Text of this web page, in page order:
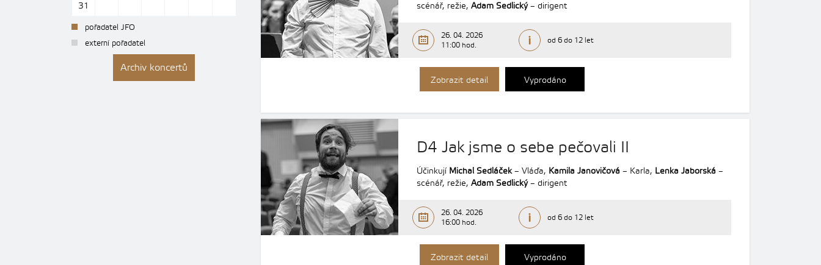
31
pořadatel JFO
externí pořadatel
Archiv koncertů
scénář, režie, Adam Sedlický– dirigent
26. 04. 2026
11:00 hod.
od 6 do 12 let
Zobrazit detail Vyprodáno
D4 Jak jsme o sebe pečovali II
Účinkují Michal Sedláček– Vláďa, Kamila Janovičová – Karla, Lenka Jaborská –
scénář, režie, Adam Sedlický– dirigent
26. 04. 2026
16:00 hod.
od 6 do 12 let
Zobrazit detail Vyprodáno